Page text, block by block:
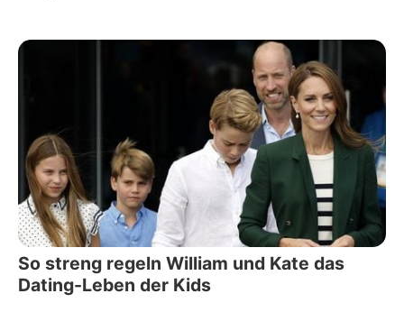
So streng regeln William und Kate das
Dating-Leben der Kids